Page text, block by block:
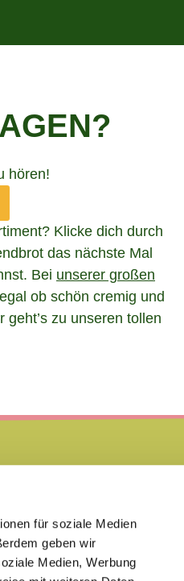
für soziale Medien
geben wir
Medien, Werbung
hören!
Klicke dich durch
das nächste Mal
Bei unserer großen
ob schön cremig und
zu unseren tollen
IMPRESSUM